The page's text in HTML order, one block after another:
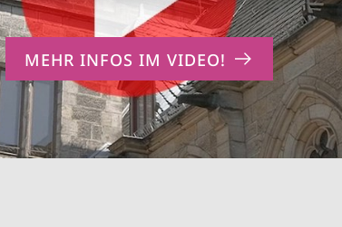
MEHR INFOS IM VIDEO!